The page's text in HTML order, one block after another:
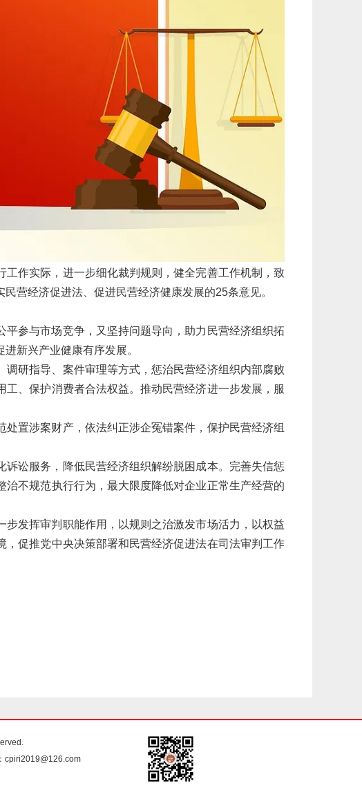
作实际，进一步细化裁判规则，健全完善工作机制，致
营经济促进法、促进民营经济健康发展的25条意见。
参与市场竞争，又坚持问题导向，助力民营经济组织拓
新兴产业健康有序发展。
研指导、案件审理等方式，惩治民营经济组织内部腐败
、保护消费者合法权益。推动民营经济进一步发展，服
置涉案财产，依法纠正涉企冤错案件，保护民营经济组
讼服务，降低民营经济组织解纷脱困成本。完善失信惩
不规范执行行为，最大限度降低对企业正常生产经营的
发挥审判职能作用，以规则之治激发市场活力，以权益
促推党中央决策部署和民营经济促进法在司法审判工作
cpiri2019@126.com